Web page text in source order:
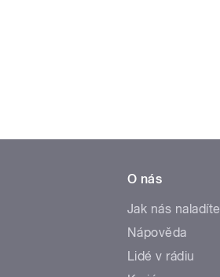
O nás
Jak nás naladíte
Nápověda
Lidé v rádiu